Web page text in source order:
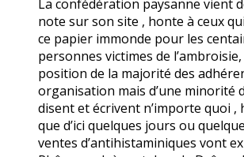
La confédération paysanne vient
note sur son site , honte à ceux
ce papier immonde pour les
personnes victimes de l’ambroisie,
position de la majorité des
organisation mais d’une minorité
disent et écrivent n’importe quoi ,
que d’ici quelques jours ou
ventes d’antihistaminiques vont